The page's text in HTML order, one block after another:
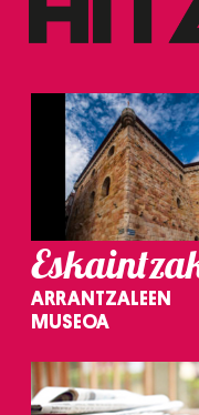
erabiltzeko baimen
irakurri
ARRANTZALEEN
MUSEOA